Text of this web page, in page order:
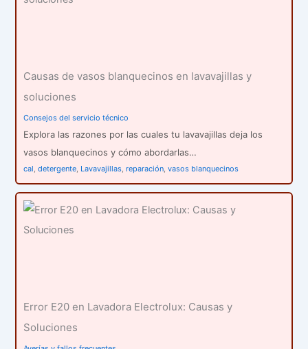
Causas de vasos blanquecinos en lavavajillas y
soluciones
Consejos del servicio técnico
Explora las razones por las cuales tu lavavajillas deja los
vasos blanquecinos y cómo abordarlas…
cal,detergente, Lavavajillas,reparación,vasos blanquecinos
Error E20 en Lavadora Electrolux: Causas y
Soluciones